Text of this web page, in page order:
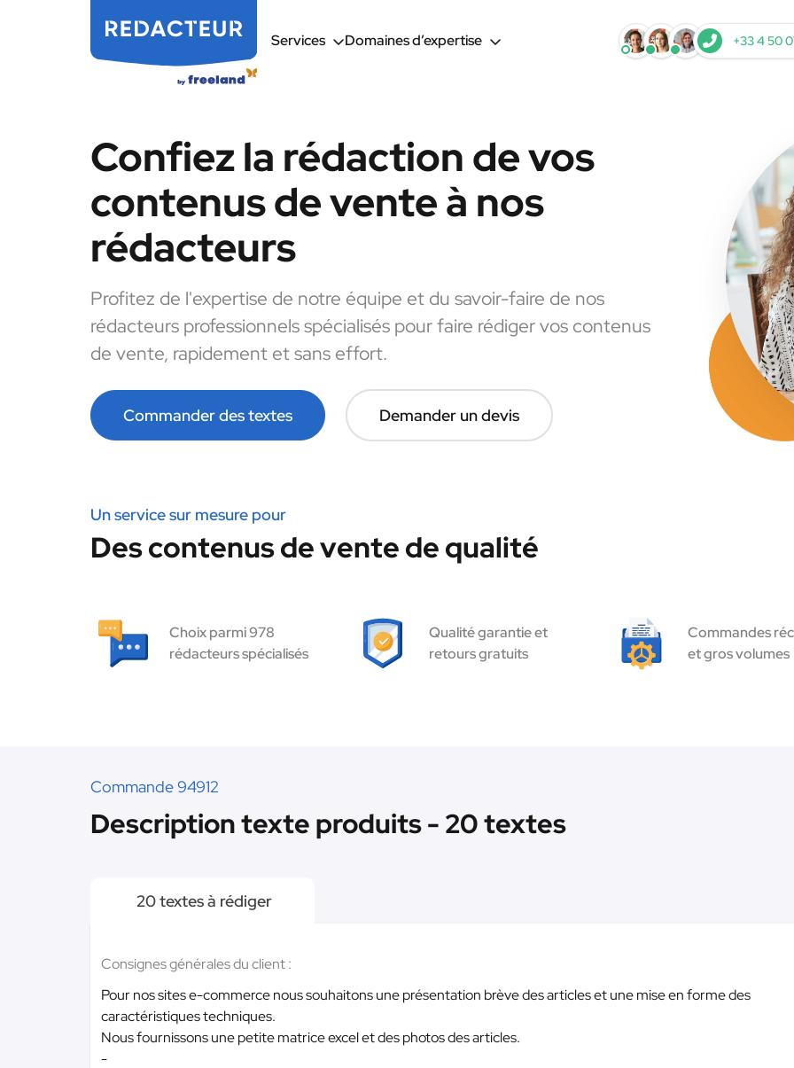
Services Domaines d’expertise +33 4 50
Confiez la rédaction de vos
contenus de vente à nos
rédacteurs
Profitez de l'expertise de notre équipe et du savoir-faire de nos
rédacteurs professionnels spécialisés pour faire rédiger vos contenus
de vente, rapidement et sans effort.
Commander des textes Demander un devis
Un service sur mesure pour
Des contenus de vente de qualité
Choix parmi 978
rédacteurs spécialisés
Qualité garantie et
retours gratuits
Commandes
et gros volumes
Commande 94912
Description texte produits - 20 textes
20 textes à rédiger
Consignes générales du client :
Pour nos sites e-commerce nous souhaitons une présentation brève des articles et une mise en forme des
caractéristiques techniques.
Nous fournissons une petite matrice excel et des photos des articles.
-